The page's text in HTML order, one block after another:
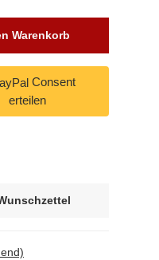
Warenkorb
Consent
erteilen